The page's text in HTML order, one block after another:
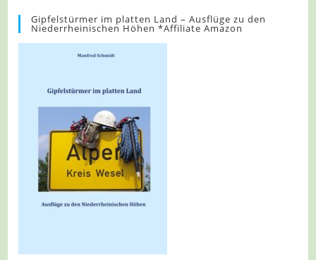
Gipfelstürmer im platten Land – Ausflüge zu den
Niederrheinischen Höhen *Affiliate Amazon